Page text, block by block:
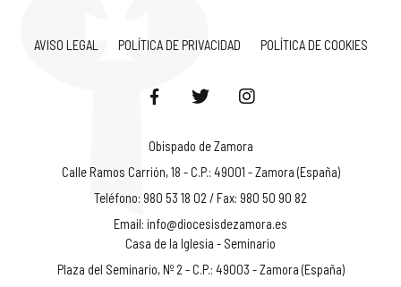
AVISO LEGAL POLÍTICA DE PRIVACIDAD POLÍTICA DE COOKIES
Obispado de Zamora
Calle Ramos Carrión, 18 - C.P.: 49001 - Zamora (España)
Teléfono: 980 53 18 02 / Fax: 980 50 90 82
Email: info@diocesisdezamora.es
Casa de la Iglesia - Seminario
Plaza del Seminario, Nº 2 - C.P.: 49003 - Zamora (España)